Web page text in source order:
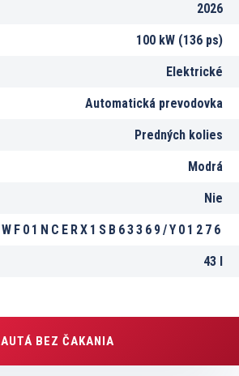
2026
100 kW (136 ps)
Elektrické
Automatická prevodovka
Predných kolies
Modrá
Nie
WF01NCERX1SB63369/Y01276
43 l
AUTÁ BEZ ČAKANIA